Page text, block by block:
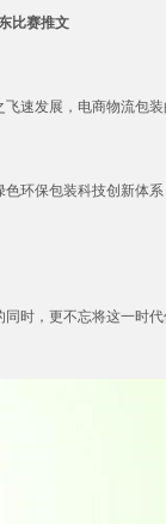
比赛推文
发展，电商物流包
环保包装科技创新体
时，更不忘将这一时